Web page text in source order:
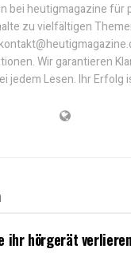
bei heutigmagazine für
zu vielfältigen
Wir garantieren
jedem Lesen. Ihr Erfolg
ihr hörgerät